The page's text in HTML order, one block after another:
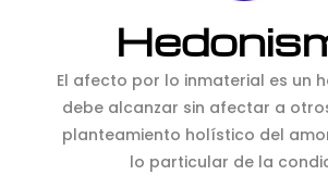
El afecto por lo inmaterial es un
debe alcanzar sin afectar a
planteamiento holístico del
lo particular de la